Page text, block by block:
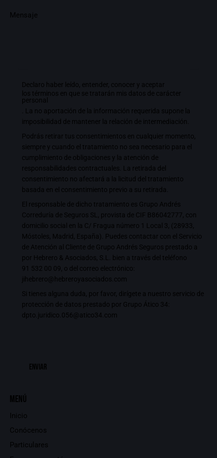
Declaro haber leído, entender, conocer y aceptar
los términos en que se tratarán mis datos de carácter
personal
. La no aportación de la información requerida supone la
imposibilidad de mantener la relación de intermediación.
Podrás retirar tus consentimientos en cualquier momento,
siempre y cuando el tratamiento no sea necesario para el
cumplimiento de obligaciones y la atención de
responsabilidades contractuales. La retirada del
consentimiento no afectará a la licitud del tratamiento
basada en el consentimiento previo a su retirada.
El responsable de dicho tratamiento es Grupo Andrés
Correduría de Seguros SL, provista de CIF B86042777, con
domicilio social en la C/ Fragua número 1 Local 3, (28933,
Móstoles, Madrid, España). Puedes contactar con el Servicio
de Atención al Cliente de Grupo Andrés Seguros prestado a
por Hebrero & Asociados, S.L. bien a través del teléfono
91 532 00 09, o del correo electrónico:
jihebrero@hebreroyasociados.com
Si tienes alguna duda, por favor, dirígete a nuestro servicio de
protección de datos prestado por Grupo Ático 34:
dpto.juridico.056@atico34.com
Menú
Inicio
Conócenos
Particulares